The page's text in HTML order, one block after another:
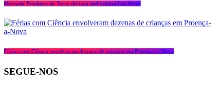
Mercado Produtos da Terra destaca mel regional na Sertã
Férias com Ciência envolveram dezenas de crianças em Proença-a-Nova
SEGUE-NOS